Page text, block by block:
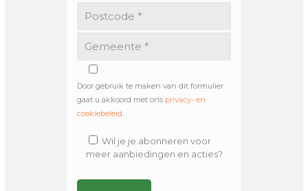
Door gebruik te maken van dit formulier
gaat u akkoord met ons privacy- en
cookiebeleid.
Wil je je abonneren voor
meer aanbiedingen en acties?